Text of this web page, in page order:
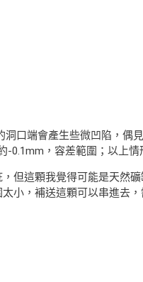
口端會產生些微凹陷，偶
0.1mm，容差範圍；以上情
但這顆我覺得可能是天然
小，補送這顆可以串進去